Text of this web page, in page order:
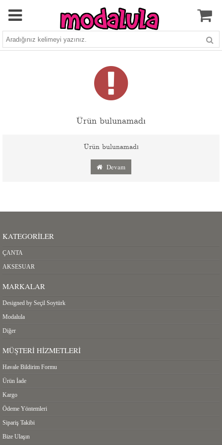
Ürün bulunamadı
Ürün bulunamadı
Devam
KATEGORILER
ÇANTA
AKSESUAR
MARKALAR
Designed by Seçil Soytürk
Modalula
Diğer
MÜŞTERI HIZMETLERI
Havale Bildirim Formu
Ürün İade
Kargo
Ödeme Yöntemleri
Sipariş Takibi
Bize Ulaşın